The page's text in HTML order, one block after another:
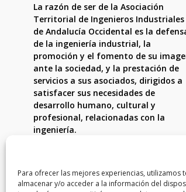
Para ofrecer las mejores experiencias, utilizamos
almacenar y/o acceder a la información del
La razón de ser de la Asociación
Territorial de Ingenieros Industriales
de Andalucía Occidental es la
de la ingeniería industrial, la
promoción y el fomento de su
ante la sociedad, y la prestación de
servicios a sus asociados, dirigidos a
satisfacer sus necesidades de
desarrollo humano, cultural y
profesional, relacionadas con la
ingeniería.